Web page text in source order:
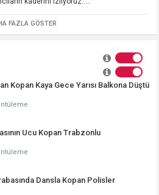
FAZLA GÖSTER
Kopan Kaya Gece Yarısı Balkona Düştü
Ucu Kopan Trabzonlu
Dansla Kopan Polisler